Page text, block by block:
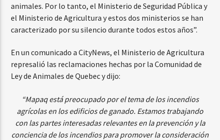
animales. Por lo tanto, el Ministerio de Seguridad Pública y
el Ministerio de Agricultura y estos dos ministerios se han
caracterizado por su silencio durante todos estos años”.
En un comunicado a CityNews, el Ministerio de Agricultura
represalió las reclamaciones hechas por la Comunidad de
Ley de Animales de Quebec y dijo:
“Mapaq está preocupado por el tema de los incendios
agrícolas en los edificios de ganado. Estamos trabajando
con las partes interesadas relevantes en la prevención y la
conciencia de los incendios para promover la consideración